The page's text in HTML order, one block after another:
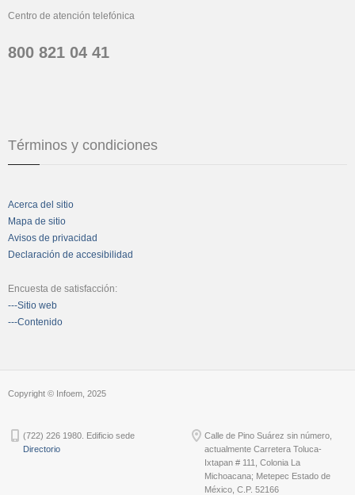
Centro de atención telefónica
800 821 04 41
Términos y condiciones
Acerca del sitio
Mapa de sitio
Avisos de privacidad
Declaración de accesibilidad
Encuesta de satisfacción:
---Sitio web
---Contenido
Copyright © Infoem, 2025
(722) 226 1980. Edificio sede
Directorio
Calle de Pino Suárez sin número,
actualmente Carretera Toluca-
Ixtapan # 111, Colonia La
Michoacana; Metepec Estado de
México, C.P. 52166